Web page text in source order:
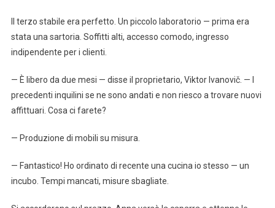
Il terzo stabile era perfetto. Un piccolo laboratorio — prima era
stata una sartoria. Soffitti alti, accesso comodo, ingresso
indipendente per i clienti.
— È libero da due mesi — disse il proprietario, Viktor Ivanovič. — I
precedenti inquilini se ne sono andati e non riesco a trovare nuovi
affittuari. Cosa ci farete?
— Produzione di mobili su misura.
— Fantastico! Ho ordinato di recente una cucina io stesso — un
incubo. Tempi mancati, misure sbagliate.